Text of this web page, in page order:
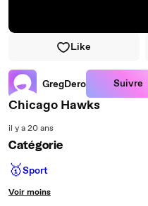
Like
GregDero Suivre
Chicago Hawks
il y a 20 ans
Catégorie
🥇Sport
Voir moins